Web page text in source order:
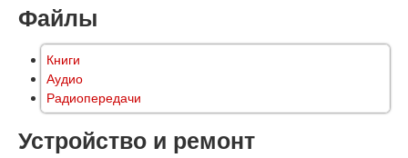
Файлы
Книги
Аудио
Радиопередачи
Устройство и ремонт